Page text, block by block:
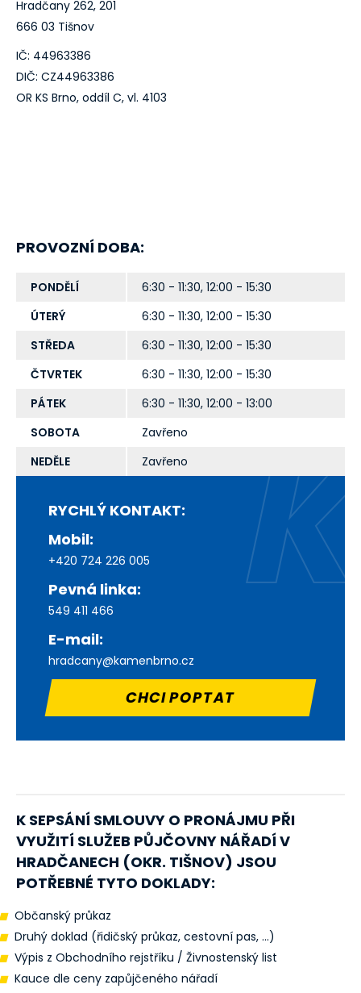
Hradčany 262, 201
666 03 Tišnov
IČ: 44963386
DIČ: CZ44963386
OR KS Brno, oddíl C, vl. 4103
PROVOZNÍ DOBA:
PONDĚLÍ
6:30 - 11:30, 12:00 - 15:30
ÚTERÝ
6:30 - 11:30, 12:00 - 15:30
STŘEDA
6:30 - 11:30, 12:00 - 15:30
ČTVRTEK
6:30 - 11:30, 12:00 - 15:30
PÁTEK
6:30 - 11:30, 12:00 - 13:00
SOBOTA
Zavřeno
NEDĚLE
Zavřeno
RYCHLÝ KONTAKT:
Mobil:
+420 724 226 005
Pevná linka:
549 411 466
E-mail:
hradcany@kamenbrno.cz
CHCI POPTAT
K SEPSÁNÍ SMLOUVY O PRONÁJMU PŘI
VYUŽITÍ SLUŽEB PŮJČOVNY NÁŘADÍ V
HRADČANECH (OKR. TIŠNOV) JSOU
POTŘEBNÉ TYTO DOKLADY:
Občanský průkaz
Druhý doklad (řidičský průkaz, cestovní pas, ...)
Výpis z Obchodního rejstříku / Živnostenský list
Kauce dle ceny zapůjčeného nářadí